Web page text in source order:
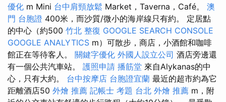
優化 m Mini 台中肩頸放鬆 Market，Taverna，Café。 澳
門 台胞證 400米，而沙質/微小的海岸線只有約。 定居點
的中心（約500 竹北 整復 GOOGLE SEARCH CONSOLE
GOOGLE ANALYTICS m）可散步，商店，小酒館和咖啡
館正在等待客人。 關鍵字優化 外國人設立公司 酒店旁邊還
有一個公共汽車站。 護照申請 播筋堂 來自Alykanas的中
心，只有大約。 台中按摩店 台胞證宜蘭 最近的超市約為它
距離酒店50 外燴 推薦 記帳士 考題 台北 外燴 推薦 m，附